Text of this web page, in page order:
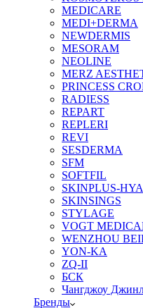
MEDICARE
MEDI+DERMA
NEWDERMIS
MESORAM
NEOLINE
MERZ
PRINCESS
RADIESS
REPART
REPLERI
REVI
SESDERMA
SFM
SOFTFIL
SKINPLUS-
SKINSINGS
STYLAGE
VOGT
WENZHOU
YON-KA
ZQ-II
БСК
Чангджоу
Бренды